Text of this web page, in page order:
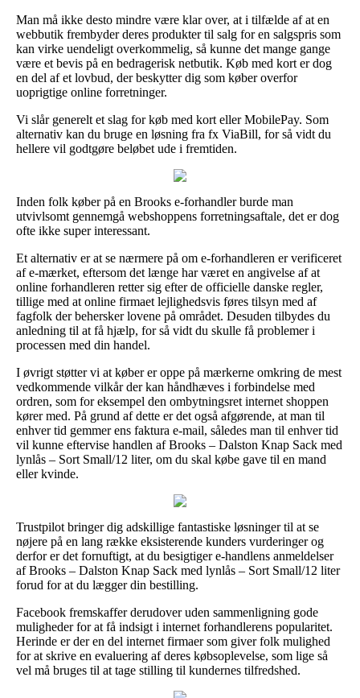
Man må ikke desto mindre være klar over, at i tilfælde af at en
webbutik frembyder deres produkter til salg for en salgspris som
kan virke uendeligt overkommelig, så kunne det mange gange
være et bevis på en bedragerisk netbutik. Køb med kort er dog
en del af et lovbud, der beskytter dig som køber overfor
uoprigtige online forretninger.
Vi slår generelt et slag for køb med kort eller MobilePay. Som
alternativ kan du bruge en løsning fra fx ViaBill, for så vidt du
hellere vil godtgøre beløbet ude i fremtiden.
Inden folk køber på en Brooks e-forhandler burde man
utvivlsomt gennemgå webshoppens forretningsaftale, det er dog
ofte ikke super interessant.
Et alternativ er at se nærmere på om e-forhandleren er verificeret
af e-mærket, eftersom det længe har været en angivelse af at
online forhandleren retter sig efter de officielle danske regler,
tillige med at online firmaet lejlighedsvis føres tilsyn med af
fagfolk der behersker lovene på området. Desuden tilbydes du
anledning til at få hjælp, for så vidt du skulle få problemer i
processen med din handel.
I øvrigt støtter vi at køber er oppe på mærkerne omkring de mest
vedkommende vilkår der kan håndhæves i forbindelse med
ordren, som for eksempel den ombytningsret internet shoppen
kører med. På grund af dette er det også afgørende, at man til
enhver tid gemmer ens faktura e-mail, således man til enhver tid
vil kunne eftervise handlen af Brooks – Dalston Knap Sack med
lynlås – Sort Small/12 liter, om du skal købe gave til en mand
eller kvinde.
Trustpilot bringer dig adskillige fantastiske løsninger til at se
nøjere på en lang række eksisterende kunders vurderinger og
derfor er det fornuftigt, at du besigtiger e-handlens anmeldelser
af Brooks – Dalston Knap Sack med lynlås – Sort Small/12 liter
forud for at du lægger din bestilling.
Facebook fremskaffer derudover uden sammenligning gode
muligheder for at få indsigt i internet forhandlerens popularitet.
Herinde er der en del internet firmaer som giver folk mulighed
for at skrive en evaluering af deres købsoplevelse, som lige så
vel må bruges til at tage stilling til kundernes tilfredshed.